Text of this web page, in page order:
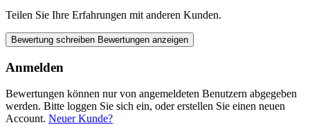
Teilen Sie Ihre Erfahrungen mit anderen Kunden.
Bewertung schreiben Bewertungen anzeigen
Anmelden
Bewertungen können nur von angemeldeten Benutzern abgegeben
werden. Bitte loggen Sie sich ein, oder erstellen Sie einen neuen
Account. Neuer Kunde?